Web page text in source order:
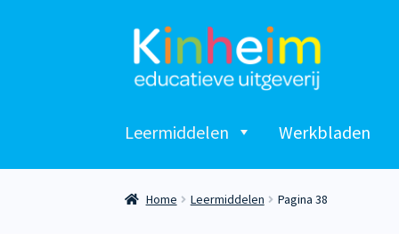
Ga
door
naar
Ga
naar
de
Leermiddelen Werkbladen
Home Leermiddelen Pagina 38